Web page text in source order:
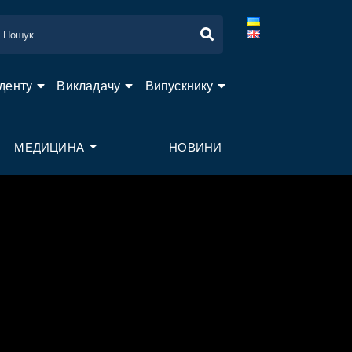
Викладачу Випускнику
МЕДИЦИНА НОВИНИ